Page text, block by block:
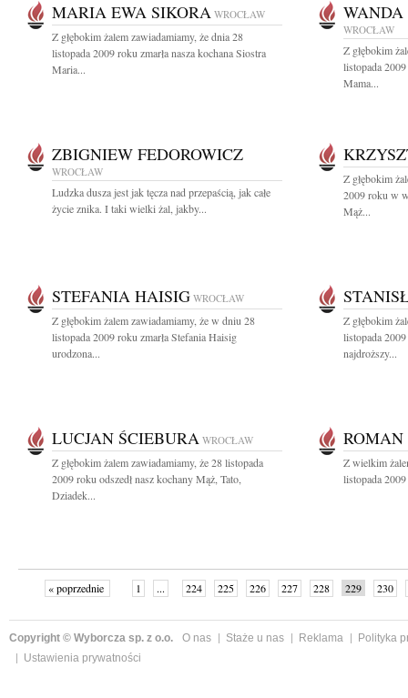
MARIA EWA SIKORA WROCŁAW
Z głębokim żalem zawiadamiamy, że dnia 28
listopada 2009 roku zmarła nasza kochana Siostra
Maria...
WROCŁAW
Z głębokim
listopada 2009
Mama...
ZBIGNIEW FEDOROWICZ
WROCŁAW
Ludzka dusza jest jak tęcza nad przepaścią, jak całe
życie znika. I taki wielki żal, jakby...
Z głębokim
2009 roku w
Mąż...
STEFANIA HAISIG WROCŁAW
Z głębokim żalem zawiadamiamy, że w dniu 28
listopada 2009 roku zmarła Stefania Haisig
urodzona...
Z głębokim
listopada
najdroższy...
LUCJAN ŚCIEBURA WROCŁAW
Z głębokim żalem zawiadamiamy, że 28 listopada
2009 roku odszedł nasz kochany Mąż, Tato,
Dziadek...
Z wielkim
listopada
« poprzednie 1 ... 224 225 226 227 228 229
230
Copyright © Wyborcza sp. z o.o. O nas Staże u nas Reklama
Polityka
Ustawienia prywatności